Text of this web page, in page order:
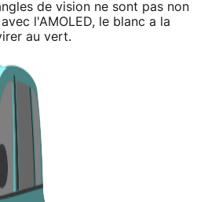
de vision ne sont pas non
l'AMOLED, le blanc a la
au vert.